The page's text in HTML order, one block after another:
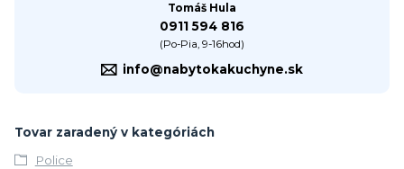
Tomáš Hula
0911 594 816
(Po-Pia, 9-16hod)
info@nabytokakuchyne.sk
Tovar zaradený v kategóriách
Police